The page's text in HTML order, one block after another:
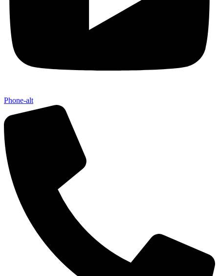
Phone-alt